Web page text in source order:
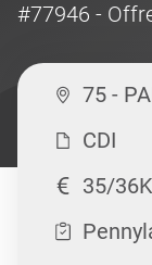
#77946 -
75 -
CDI
35/